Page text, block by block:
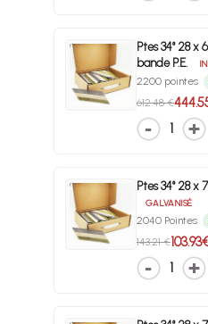
Ptes 34° 28 x
bande P.E.
2200 pointes
612.48 €
1
Ptes 34° 28 x
GALVANISÉ
2040 Pointes
143.21 €
1